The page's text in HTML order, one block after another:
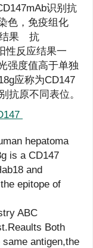
识别抗
色，免疫组化
结果 抗
性反应结果一
强度值高于单独
应称为CD147
抗原不同表位。
hepatoma
is a CD147
and
epitope of
ABC
Both
antigen,the